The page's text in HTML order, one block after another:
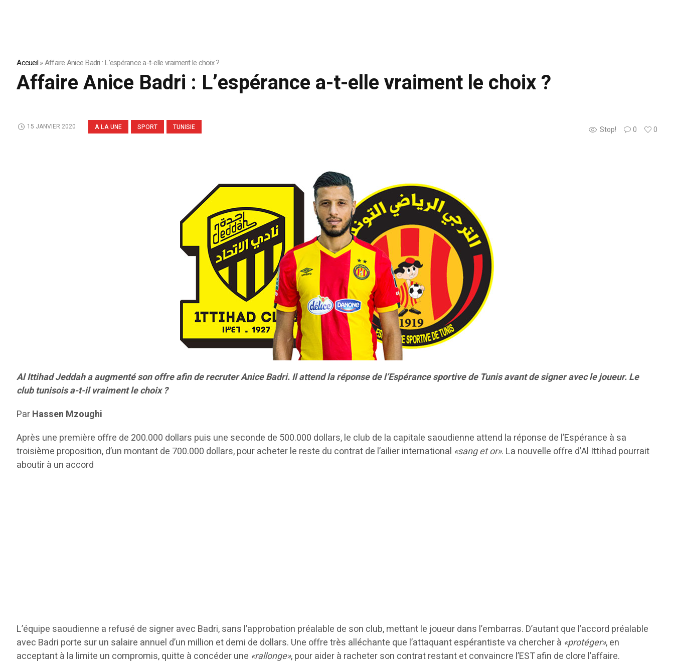
Accueil»Affaire Anice Badri : L’espérance a-t-elle vraiment le choix ?
Affaire Anice Badri : L’espérance a-t-elle vraiment le choix ?
A LA UNE SPORT TUNISIE Stop! 0 0
15 JANVIER 2020
Al Ittihad Jeddah a augmenté son offre afin de recruter Anice Badri. Il attend la réponse de l’Espérance sportive de Tunis avant de signer avec le joueur. Le
club tunisois a-t-il vraiment le choix ?
ParHassen Mzoughi
Après une première offre de 200.000 dollars puis une seconde de 500.000 dollars, le club de la capitale saoudienne attend la réponse de l’Espérance à sa
troisième proposition, d’un montant de 700.000 dollars, pour acheter le reste du contrat de l’ailier international «sang et or». La nouvelle offre d’Al Ittihad pourrait
aboutir à un accord
L’équipe saoudienne a refusé de signer avec Badri, sans l’approbation préalable de son club, mettant le joueur dans l’embarras. D’autant que l’accord préalable
avec Badri porte sur un salaire annuel d’un million et demi de dollars. Une offre très alléchante que l’attaquant espérantiste va chercher à «protéger», en
acceptant à la limite un compromis, quitte à concéder une «rallonge», pour aider à racheter son contrat restant et convaincre l’EST afin de clore l’affaire.